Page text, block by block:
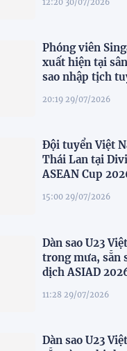
Phóng viên
xuất hiện tại
sao nhập tịch
20:19 29/07/2026
Đội tuyển Việt
Thái Lan tại
ASEAN Cup
15:00 29/07/2026
Dàn sao U23
trong mưa, sẵn
dịch ASIAD
11:28 29/07/2026
Dàn sao U23